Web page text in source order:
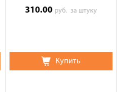
310.00 руб. за штуку
Купить